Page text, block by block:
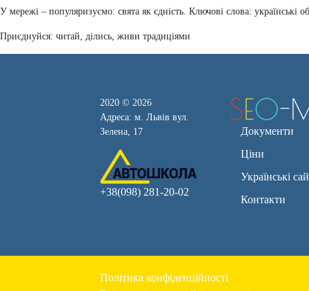
У мережі – популяризуємо: свята як єдність. Ключові слова: українські
Приєднуйся: читай, ділись, живи традиціями
2020 © 2026
Адреса: м. Львів вул.
Зелена, 17
+38(098) 281-20-02
Документи
Ціни
Українські
Контакти
Політика конфіденційності